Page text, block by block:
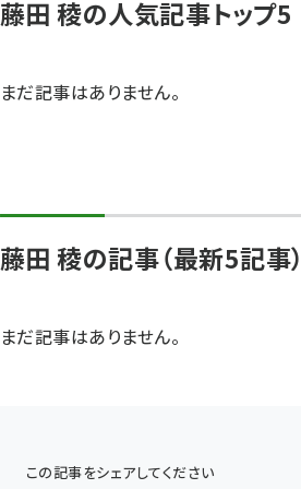
藤田 稜の人気記事トップ5
まだ記事はありません。
藤田 稜の記事（最新5記事）
まだ記事はありません。
この記事をシェアしてください